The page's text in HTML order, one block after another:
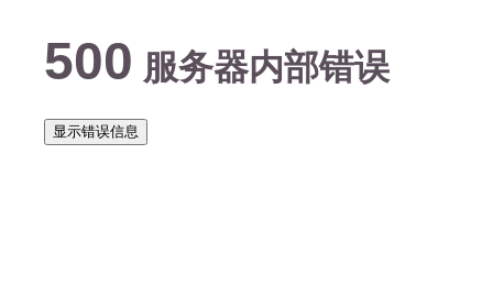
500 服务器内部错误